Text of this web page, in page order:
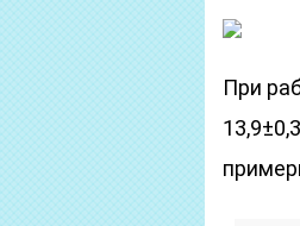
При